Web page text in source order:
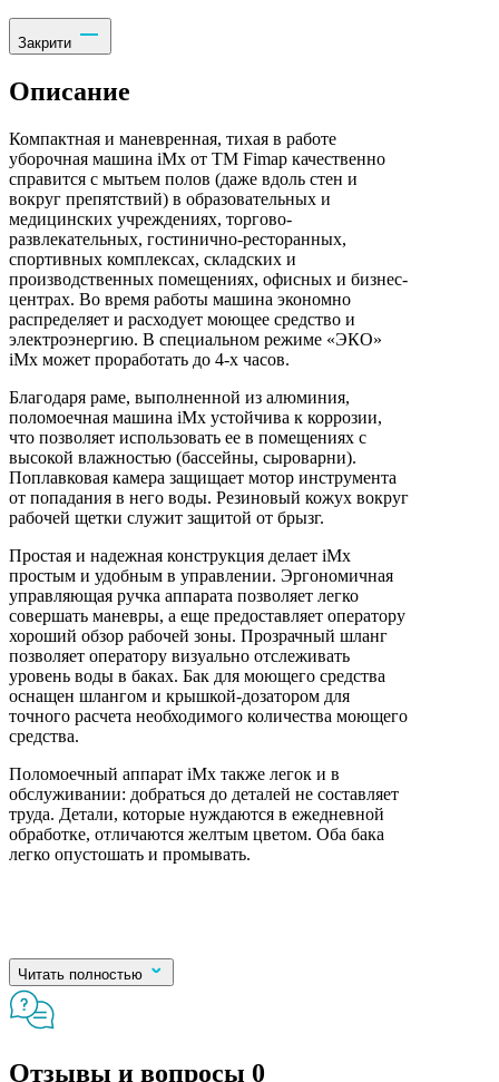
Закрити
Описание
Компактная и маневренная, тихая в работе
уборочная машина iMx от TM Fimap качественно
справится с мытьем полов (даже вдоль стен и
вокруг препятствий) в образовательных и
медицинских учреждениях, торгово-
развлекательных, гостинично-ресторанных,
спортивных комплексах, складских и
производственных помещениях, офисных и бизнес-
центрах. Во время работы машина экономно
распределяет и расходует моющее средство и
электроэнергию. В специальном режиме «ЭКО»
iMx может проработать до 4-х часов.
Благодаря раме, выполненной из алюминия,
поломоечная машина iMx устойчива к коррозии,
что позволяет использовать ее в помещениях с
высокой влажностью (бассейны, сыроварни).
Поплавковая камера защищает мотор инструмента
от попадания в него воды. Резиновый кожух вокруг
рабочей щетки служит защитой от брызг.
Простая и надежная конструкция делает iMx
простым и удобным в управлении. Эргономичная
управляющая ручка аппарата позволяет легко
совершать маневры, а еще предоставляет оператору
хороший обзор рабочей зоны. Прозрачный шланг
позволяет оператору визуально отслеживать
уровень воды в баках. Бак для моющего средства
оснащен шлангом и крышкой-дозатором для
точного расчета необходимого количества моющего
средства.
Поломоечный аппарат iMx также легок и в
обслуживании: добраться до деталей не составляет
труда. Детали, которые нуждаются в ежедневной
обработке, отличаются желтым цветом. Оба бака
легко опустошать и промывать.
Читать полностью
Отзывы и вопросы 0